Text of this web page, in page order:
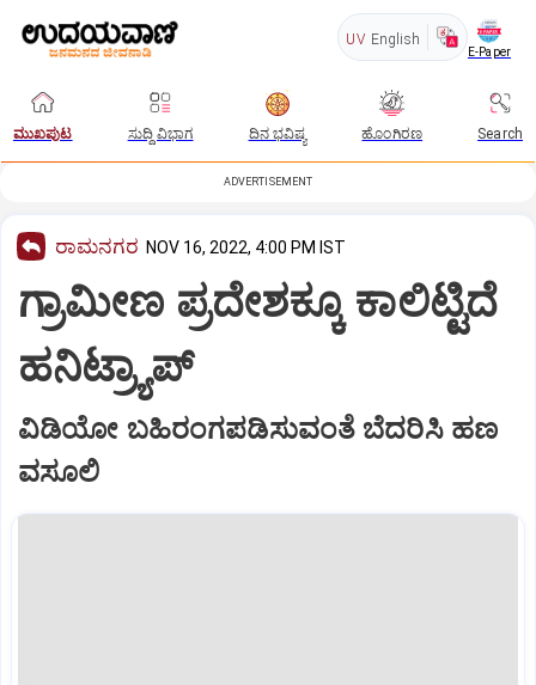
UV English
E-Paper
ಮುಖಪುಟ ಸುದ್ದಿ ವಿಭಾಗ ದಿನ ಭವಿಷ್ಯ ಹೊಂಗಿರಣ Search
ADVERTISEMENT
ರಾಮನಗರ NOV 16, 2022, 4:00 PM IST
ಗ್ರಾಮೀಣ ಪ್ರದೇಶಕ್ಕೂ ಕಾಲಿಟ್ಟಿದೆ
ಹನಿಟ್ರ್ಯಾಪ್
ವಿಡಿಯೋ ಬಹಿರಂಗಪಡಿಸುವಂತೆ ಬೆದರಿಸಿ ಹಣ
ವಸೂಲಿ